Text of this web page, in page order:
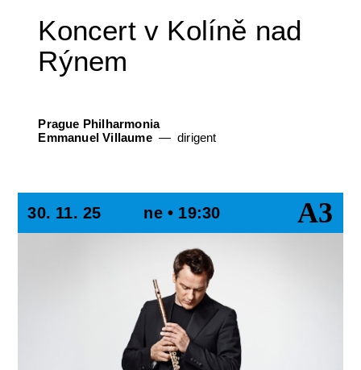
Koncert v Kolíně nad
Rýnem
Prague Philharmonia
Emmanuel Villaume
dirigent
30. 11. 25 ne • 19:30 A3